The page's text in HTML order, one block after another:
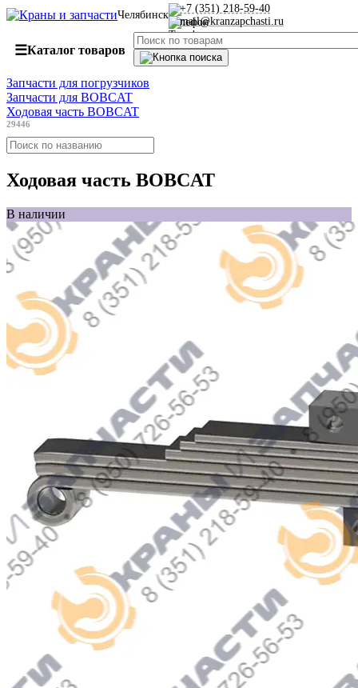
Челябинск
+7 (351) 218-59-40
mail@kranzapchasti.ru
☰Каталог товаров
Запчасти для погрузчиков
Запчасти для BOBCAT
Ходовая часть BOBCAT
29446
Ходовая часть BOBCAT
В наличии